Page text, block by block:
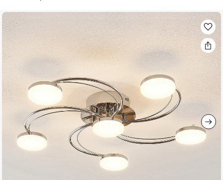
Gå
til
slutten
av
bildegalleri